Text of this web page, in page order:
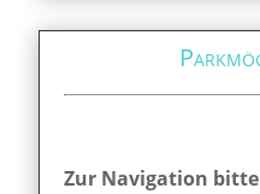
Zur Navigation